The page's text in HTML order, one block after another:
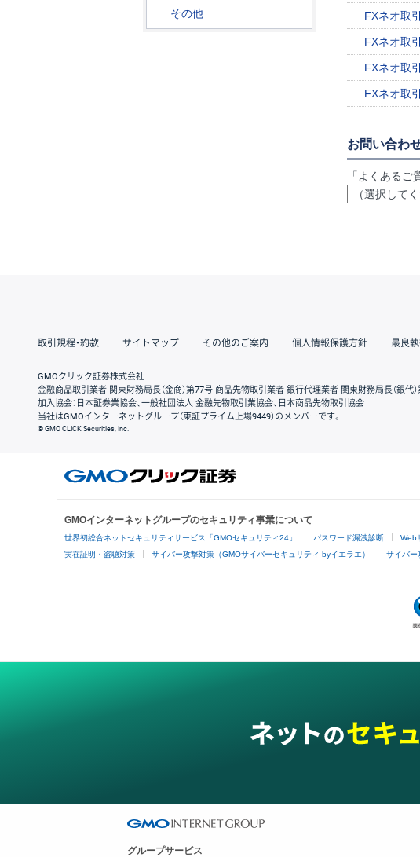
その他 FXネオ取
FXネオ取
FXネオ取
FXネオ取
お問い合わ
「よくある
取引規程・約款 サイトマップ その他のご案内 個人情報保護方針 最良
GMOクリック証券株式会社
金融商品取引業者 関東財務局長（金商）第77号 商品先物取引業者 銀行代理業者 関東財務局長（銀代
加入協会：日本証券業協会、一般社団法人 金融先物取引業協会、日本商品先物取引協会
当社はGMOインターネットグループ（東証プライム上場9449）のメンバーです。
© GMO CLICK Securities, Inc.
GMOインターネットグループのセキュリティ事業について
世界初総合ネットセキュリティサービス「GMOセキュリティ24」 パスワード漏洩診断 Web
実在証明・盗聴対策 サイバー攻撃対策（GMOサイバーセキュリティ byイエラエ） サイバー
グループサービス